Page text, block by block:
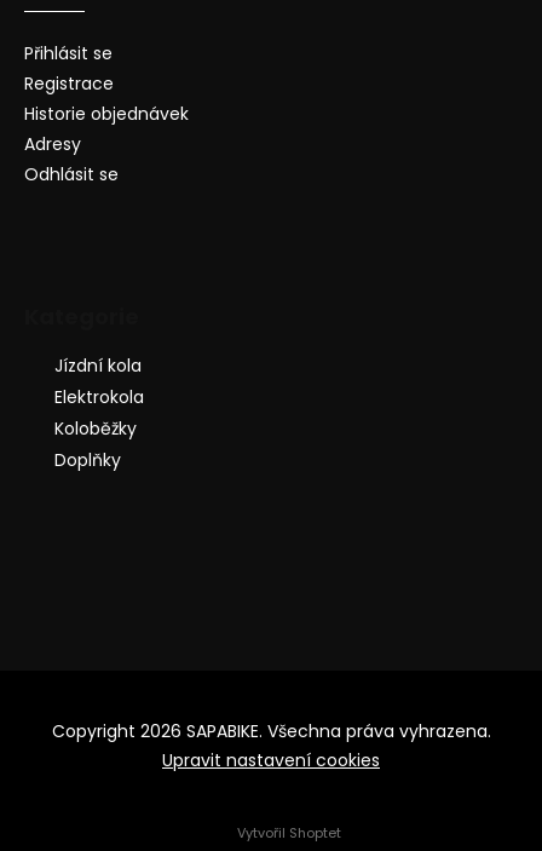
Přihlásit se
Registrace
Historie objednávek
Adresy
Odhlásit se
Jízdní kola
Elektrokola
Koloběžky
Doplňky
Vytvořil Shoptet
Copyright 2026 SAPABIKE. Všechna práva vyhrazena.
Upravit nastavení cookies